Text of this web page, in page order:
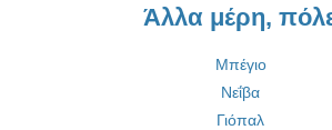
Άλλα μέρη,
Μπέγιο
Νεΐβα
Γιόπαλ